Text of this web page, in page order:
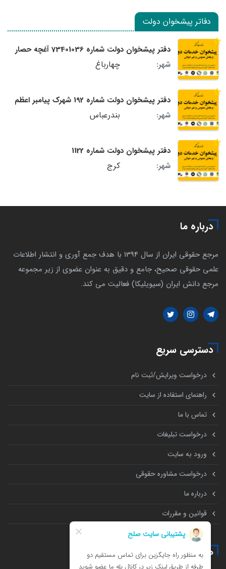
دفاتر پیشخوان دولت
دفتر پیشخوان دولت شماره 73401036 آغچه حصار
شهر:
چهارباغ
دفتر پیشخوان دولت شماره 192 شهرک پیامبر اعظم
شهر:
بندرعباس
دفتر پیشخوان دولت شماره 1122
شهر:
کرج
درباره ما
مرجع حقوقی ایران از سال 1394 با هدف جمع آوری و انتشار اطلاعات
علمی حقوقی صحیح، جامع و دقیق به عنوان عضوی از زیر مجموعه
مرجع دانش ایران (سیویلیکا) فعالیت می کند.
دسترسی سریع
درخواست ویرایش/ثبت نام
راهنمای استفاده از سایت
تماس با ما
درخواست تبلیغات
ورود به سایت
درخواست مشاوره حقوقی
درباره ما
قوانین و مقررات
همه چیز درباره